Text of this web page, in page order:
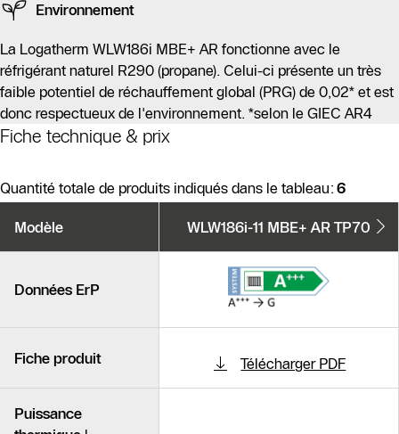
Environnement
La Logatherm WLW186i MBE+ AR fonctionne avec le
réfrigérant naturel R290 (propane). Celui-ci présente un très
faible potentiel de réchauffement global (PRG) de 0,02* et est
donc respectueux de l'environnement. *selon le GIEC AR4
Fiche technique & prix
Quantité totale de produits indiqués dans le tableau: 6
produits
Modèle WLW186i-11 MBE+ AR TP70
Données ErP
Fiche produit Télécharger PDF
Puissance